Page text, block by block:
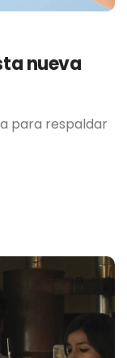
nueva
para respaldar